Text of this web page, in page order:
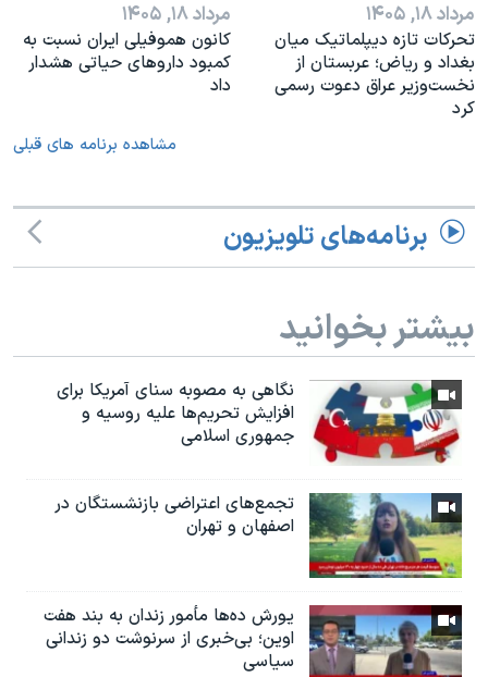
مرداد ۱۸, ۱۴۰۵
تحرکات تازه دیپلماتیک میان
بغداد و ریاض؛ عربستان از
نخست‌وزیر عراق دعوت رسمی
کرد
مرداد ۱۸, ۱۴۰۵
کانون هموفیلی ایران نسبت به
کمبود داروهای حیاتی هشدار
داد
مشاهده برنامه های قبلی
برنامه‌های تلویزیون
بیشتر بخوانید
نگاهی به مصوبه سنای آمریکا برای
افزایش تحریم‌ها علیه روسیه و
جمهوری اسلامی
تجمع‌های اعتراضی بازنشستگان در
اصفهان و تهران
یورش ده‌ها مأمور زندان به بند هفت
اوین؛ بی‌خبری از سرنوشت دو زندانی
سیاسی